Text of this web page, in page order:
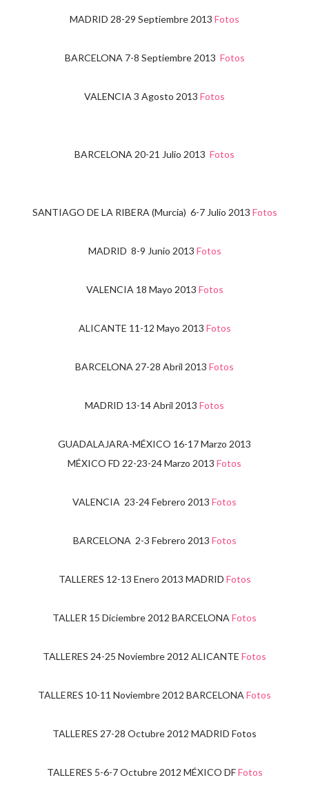
MADRID 28-29 Septiembre 2013 Fotos
BARCELONA 7-8 Septiembre 2013 Fotos
VALENCIA 3 Agosto 2013 Fotos
BARCELONA 20-21 Julio 2013 Fotos
SANTIAGO DE LA RIBERA (Murcia) 6-7 Julio 2013 Fotos
MADRID 8-9 Junio 2013 Fotos
VALENCIA 18 Mayo 2013 Fotos
ALICANTE 11-12 Mayo 2013 Fotos
BARCELONA 27-28 Abril 2013 Fotos
MADRID 13-14 Abril 2013 Fotos
GUADALAJARA-MÉXICO 16-17 Marzo 2013
MÉXICO FD 22-23-24 Marzo 2013 Fotos
VALENCIA 23-24 Febrero 2013 Fotos
BARCELONA 2-3 Febrero 2013 Fotos
TALLERES 12-13 Enero 2013 MADRID Fotos
TALLER 15 Diciembre 2012 BARCELONA Fotos
TALLERES 24-25 Noviembre 2012 ALICANTE Fotos
TALLERES 10-11 Noviembre 2012 BARCELONA Fotos
TALLERES 27-28 Octubre 2012 MADRID Fotos
TALLERES 5-6-7 Octubre 2012 MÉXICO DFFotos